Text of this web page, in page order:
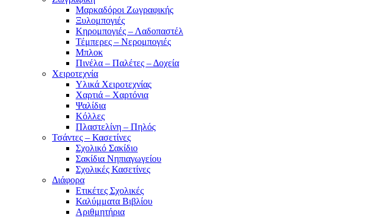
Μαρκαδόροι Ζωγραφικής
Ξυλομπογιές
Κηρομπογιές – Λαδοπαστέλ
Τέμπερες – Νερομπογιές
Μπλοκ
Πινέλα – Παλέτες – Δοχεία
Χειροτεχνία
Υλικά Χειροτεχνίας
Χαρτιά – Χαρτόνια
Ψαλίδια
Κόλλες
Πλαστελίνη – Πηλός
Τσάντες – Κασετίνες
Σχολικό Σακίδιο
Σακίδια Νηπιαγωγείου
Σχολικές Κασετίνες
Διάφορα
Ετικέτες Σχολικές
Καλύμματα Βιβλίου
Αριθμητήρια